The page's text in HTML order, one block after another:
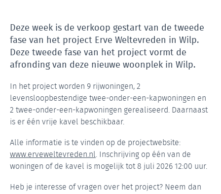
Deze week is de verkoop gestart van de tweede
fase van het project Erve Weltevreden in Wilp.
Deze tweede fase van het project vormt de
afronding van deze nieuwe woonplek in Wilp.
In het project worden 9 rijwoningen, 2
levensloopbestendige twee-onder-een-kapwoningen en
2 twee-onder-een-kapwoningen gerealiseerd. Daarnaast
is er één vrije kavel beschikbaar.
Alle informatie is te vinden op de projectwebsite:
www.erveweltevreden.nl. Inschrijving op één van de
woningen of de kavel is mogelijk tot 8 juli 2026 12:00 uur.
Heb je interesse of vragen over het project? Neem dan